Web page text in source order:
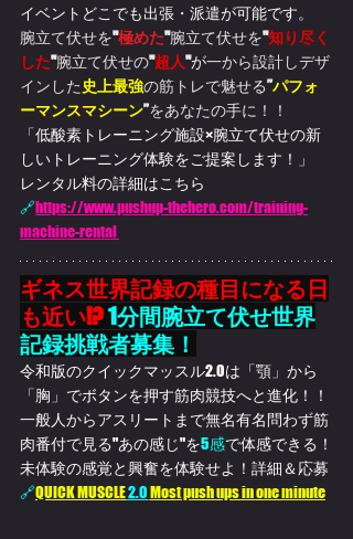
イベントどこでも出張・派遣が可能です。
腕立て伏せを"極めた"腕立て伏せを"知り尽く
した"腕立て伏せの"超人"が一から設計しデザ
インした 史上最強の筋トレで魅せる”パフォ
ーマンスマシーン”をあなたの手に！！
「低酸素トレーニング施設×腕立て伏せの新
しいトレーニング体験をご提案します！」
レンタル料の詳細はこちら
🔗https://www.pushup-thehero.com/training-
machine-rental
ギネス世界記録の種目になる日
も近い!? 1分間腕立て伏せ世界
記録挑戦者募集！
令和版のクイックマッスル2.0は「顎」から
「胸」でボタンを押す筋肉競技へと進化！！
一般人からアスリートまで無名有名問わず筋
肉番付で見る"あの感じ"を5感で体感できる！
未体験の感覚と興奮を体験せよ！詳細＆応募
🔗QUICK MUSCLE 2.0Most push ups in one minute